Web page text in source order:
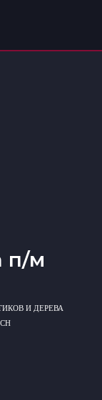
п/м
И ДЕРЕВА